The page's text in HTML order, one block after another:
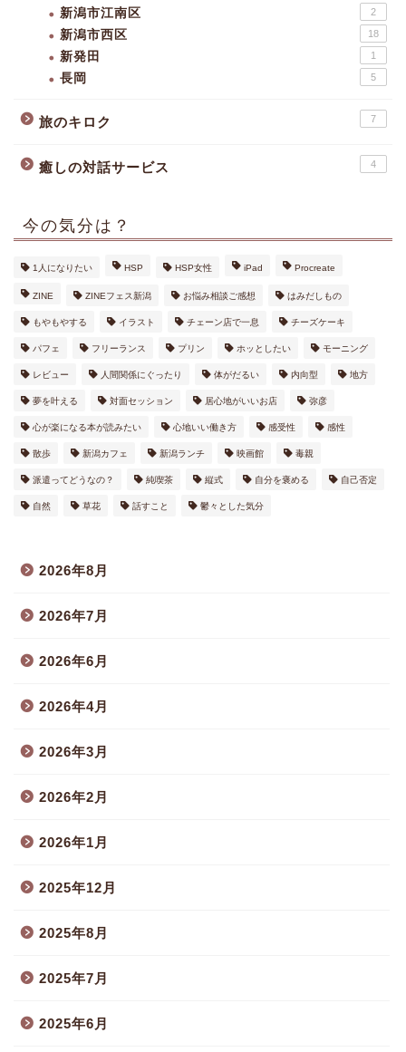
新潟市江南区 2
新潟市西区 18
新発田 1
長岡 5
旅のキロク 7
癒しの対話サービス 4
今の気分は？
1人になりたい HSP HSP女性 iPad Procreate
ZINE ZINEフェス新潟 お悩み相談ご感想 はみだしもの
もやもやする イラスト チェーン店で一息 チーズケーキ
パフェ フリーランス プリン ホッとしたい モーニング
レビュー 人間関係にぐったり 体がだるい 内向型 地方
夢を叶える 対面セッション 居心地がいいお店 弥彦
心が楽になる本が読みたい 心地いい働き方 感受性 感性
散歩 新潟カフェ 新潟ランチ 映画館 毒親
派遣ってどうなの？ 純喫茶 縦式 自分を褒める 自己否定
自然 草花 話すこと 鬱々とした気分
2026年8月
2026年7月
2026年6月
2026年4月
2026年3月
2026年2月
2026年1月
2025年12月
2025年8月
2025年7月
2025年6月